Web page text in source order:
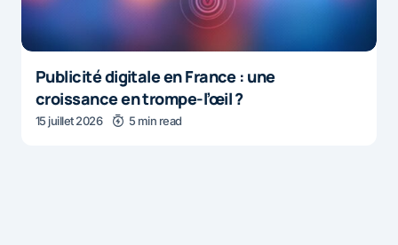
Publicité digitale en France : une
croissance en trompe-l’œil ?
15 juillet 2026 5 min read